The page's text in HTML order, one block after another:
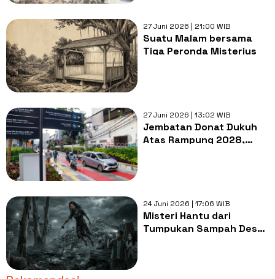
27 Juni 2026 | 21:00 WIB
Suatu Malam bersama
Tiga Peronda Misterius
27 Juni 2026 | 13:02 WIB
Jembatan Donat Dukuh
Atas Rampung 2028,
24 Juni 2026 | 17:06 WIB
Misteri Hantu dari
Tumpukan Sampah Desa